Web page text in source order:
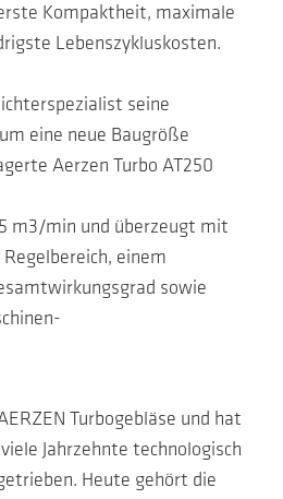
Kompaktheit, maximale
Lebenszykluskosten.
seine
eine neue Baugröße
Aerzen Turbo AT250
m3/min und überzeugt mit
einem
sowie
Turbogebläse und hat
Jahrzehnte technologisch
Heute gehört die